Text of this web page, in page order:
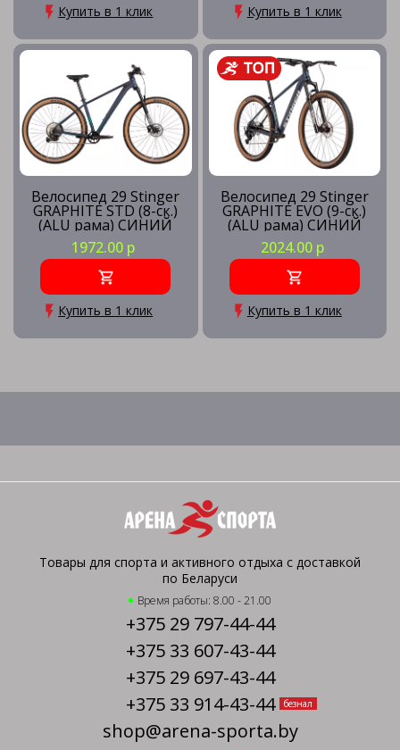
Купить в 1 клик Купить в 1 клик
Велосипед 29 Stinger
GRAPHITE STD (8-ск.)
(ALU рама) СИНИЙ
(рама XL) BL5
1972.00 р
Купить в 1 клик
Велосипед 29 Stinger
GRAPHITE EVO (9-ск.)
(ALU рама) СИНИЙ
(рама MD) BL5
2024.00 р
Купить в 1 клик
Товары для спорта и активного отдыха с доставкой
по Беларуси
Время работы: 8.00 - 21.00
+375 29 797-44-44
+375 33 607-43-44
+375 29 697-43-44
+375 33 914-43-44
безнал
shop@arena-sporta.by